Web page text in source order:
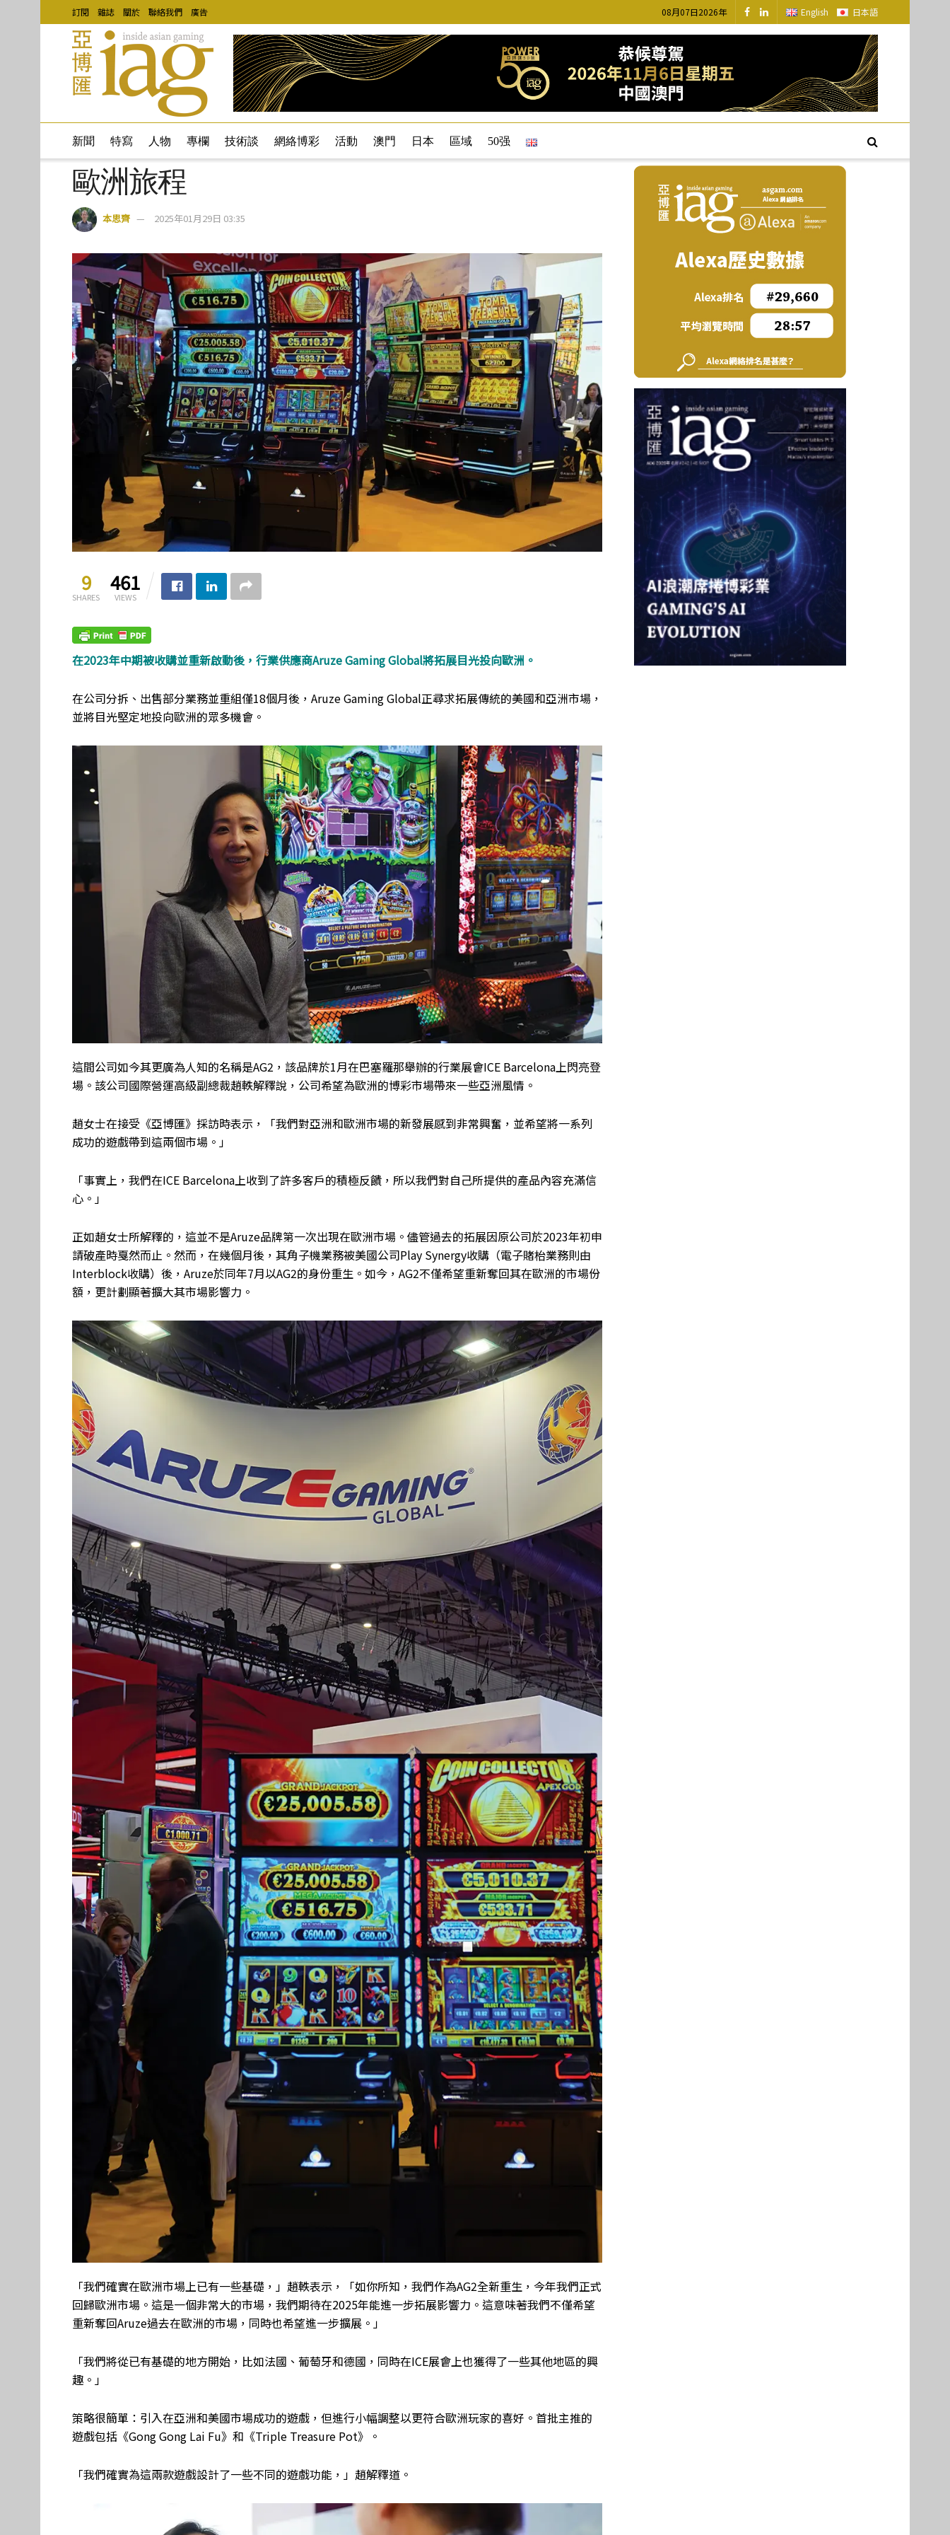
訂閱 雜誌 關於 聯絡我們 廣告 08月07日2026年 English 日本語
新聞 特寫 人物 專欄 技術談 網絡博彩 活動 澳門 日本 區域 50强
歐洲旅程
本思齊 2025年01月29日 03:35
9
SHARES
461
VIEWS
在2023年中期被收購並重新啟動後，行業供應商Aruze Gaming Global將拓展目光投向歐洲。
在公司分拆、出售部分業務並重組僅18個月後，Aruze Gaming Global正尋求拓展傳統的美國和亞洲市場，
並將目光堅定地投向歐洲的眾多機會。
這間公司如今其更廣為人知的名稱是AG2，該品牌於1月在巴塞羅那舉辦的行業展會ICE Barcelona上閃亮登
場。該公司國際營運高級副總裁趙軼解釋說，公司希望為歐洲的博彩市場帶來一些亞洲風情。
趙女士在接受《亞博匯》採訪時表示，「我們對亞洲和歐洲市場的新發展感到非常興奮，並希望將一系列
成功的遊戲帶到這兩個市場。」
「事實上，我們在ICE Barcelona上收到了許多客戶的積極反饋，所以我們對自己所提供的產品內容充滿信
心。」
正如趙女士所解釋的，這並不是Aruze品牌第一次出現在歐洲市場。儘管過去的拓展因原公司於2023年初申
請破產時戛然而止。然而，在幾個月後，其角子機業務被美國公司Play Synergy收購（電子賭枱業務則由
Interblock收購）後，Aruze於同年7月以AG2的身份重生。如今，AG2不僅希望重新奪回其在歐洲的市場份
額，更計劃顯著擴大其市場影響力。
「我們確實在歐洲市場上已有一些基礎，」趙軼表示，「如你所知，我們作為AG2全新重生，今年我們正式
回歸歐洲市場。這是一個非常大的市場，我們期待在2025年能進一步拓展影響力。這意味著我們不僅希望
重新奪回Aruze過去在歐洲的市場，同時也希望進一步擴展。」
「我們將從已有基礎的地方開始，比如法國、葡萄牙和德國，同時在ICE展會上也獲得了一些其他地區的興
趣。」
策略很簡單：引入在亞洲和美國市場成功的遊戲，但進行小幅調整以更符合歐洲玩家的喜好。首批主推的
遊戲包括《Gong Gong Lai Fu》和《Triple Treasure Pot》。
「我們確實為這兩款遊戲設計了一些不同的遊戲功能，」趙解釋道。